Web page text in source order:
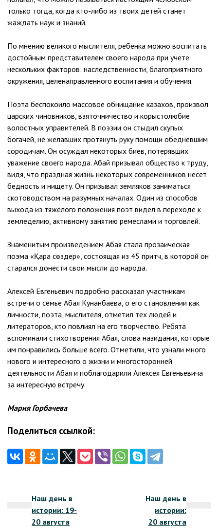
только тогда, когда кто-либо из твоих детей станет
жаждать наук и знаний.
По мнению великого мыслителя, ребенка можно воспитать
достойным представителем своего народа при учете
нескольких факторов: наследственности, благоприятного
окружения, целенаправленного воспитания и обучения.
Поэта беспокоило массовое обнищание казахов, произвол
царских чиновников, взяточничество и корыстолюбие
волостных управителей. В поэзии он стыдил скупых
богачей, не желавших протянуть руку помощи обедневшим
сородичам. Он осуждал некоторых биев, потерявших
уважение своего народа. Абай призывал общество к труду,
видя, что праздная жизнь некоторых современников несет
бедность и нищету. Он призывал земляков заниматься
скотоводством на разумных началах. Один из способов
выхода из тяжёлого положения поэт видел в переходе к
земледелию, активному занятию ремеслами и торговлей.
Знаменитым произведением Абая стала прозаическая
поэма «Қара сөздер», состоящая из 45 притч, в которой он
старался донести свои мысли до народа.
Алексей Евгеньевич подробно рассказал участникам
встречи о семье Абая Кунанбаева, о его становлении как
личности, поэта, мыслителя, отметил тех людей и
литераторов, кто повлиял на его творчество. Ребята
вспоминали стихотворения Абая, слова назидания, которые
им понравились больше всего. Отметили, что узнали много
нового и интересного о жизни и многосторонней
деятельности Абая и поблагодарили Алексея Евгеньевича
за интересную встречу.
Мария Горбачева
Поделиться ссылкой:
записям
Наш день в
истории: 19-
20 августа
Наш день в
истории:
20 августа